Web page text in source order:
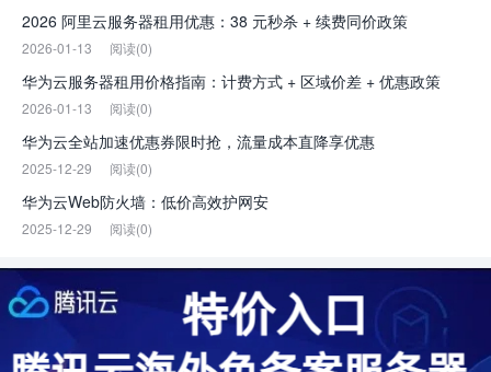
2026 阿里云服务器租用优惠：38 元秒杀 + 续费同价政策
2026-01-13 阅读(0)
华为云服务器租用价格指南：计费方式 + 区域价差 + 优惠政策
2026-01-13 阅读(0)
华为云全站加速优惠券限时抢，流量成本直降享优惠
2025-12-29 阅读(0)
华为云Web防火墙：低价高效护网安
2025-12-29 阅读(0)